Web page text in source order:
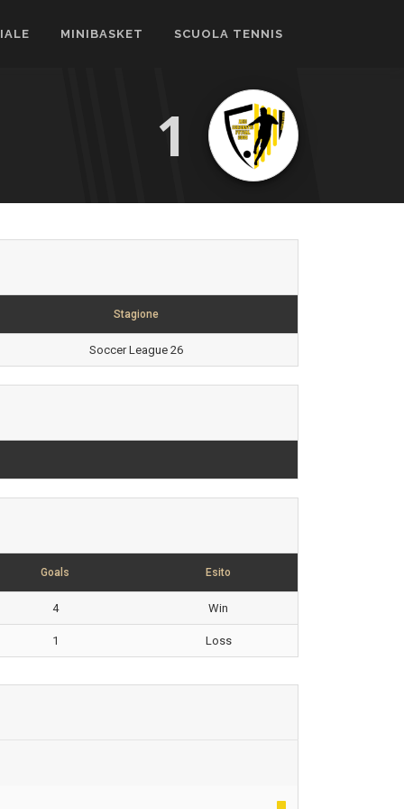
MINIBASKET SCUOLA TENNIS
1
Stagione
Soccer League 26
Goals Esito
4 Win
1 Loss